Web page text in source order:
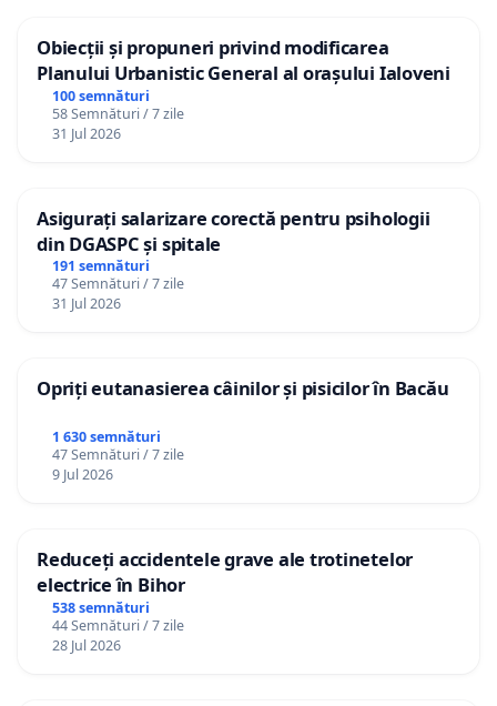
Obiecții și propuneri privind modificarea
Planului Urbanistic General al orașului Ialoveni
100 semnături
58 Semnături / 7 zile
31 Jul 2026
Asigurați salarizare corectă pentru psihologii
din DGASPC și spitale
191 semnături
47 Semnături / 7 zile
31 Jul 2026
Opriți eutanasierea câinilor și pisicilor în Bacău
1 630 semnături
47 Semnături / 7 zile
9 Jul 2026
Reduceți accidentele grave ale trotinetelor
electrice în Bihor
538 semnături
44 Semnături / 7 zile
28 Jul 2026